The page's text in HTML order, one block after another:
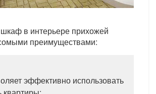
в интерьере прихожей
преимуществами:
эффективно использовать